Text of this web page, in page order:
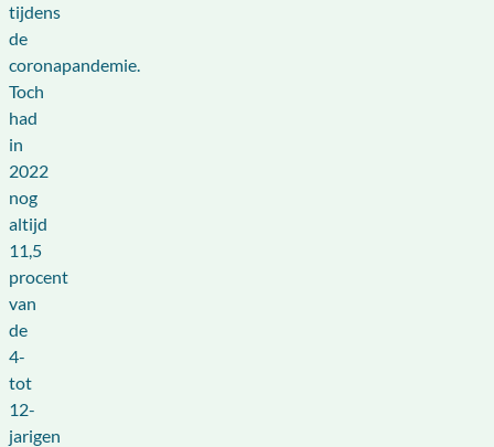
tijdens
de
coronapandemie.
Toch
had
in
2022
nog
altijd
11,5
procent
van
de
4-
tot
12-
jarigen